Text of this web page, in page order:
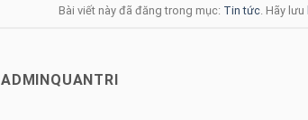
Bài viết này đã đăng trong mục: Tin tức. Hãy lưu
ADMINQUANTRI